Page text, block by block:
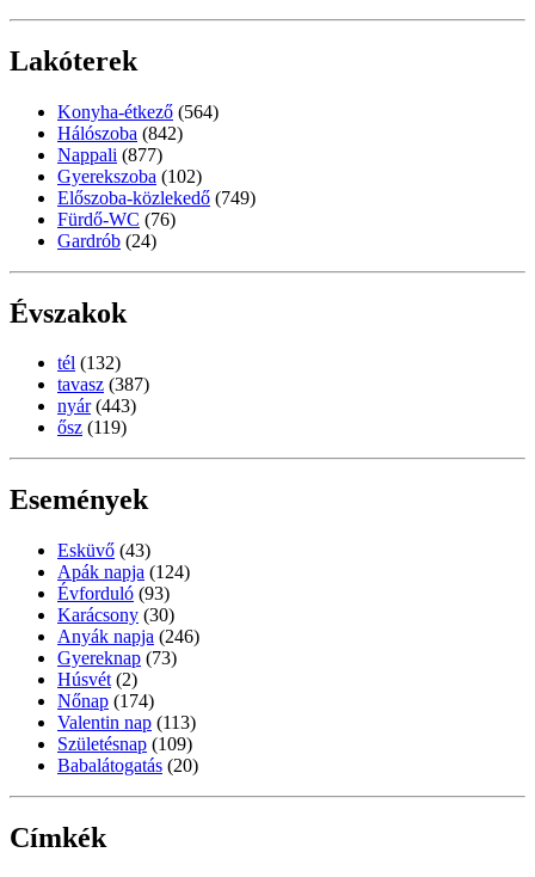
Lakóterek
Konyha-étkező (564)
Hálószoba (842)
Nappali (877)
Gyerekszoba (102)
Előszoba-közlekedő (749)
Fürdő-WC (76)
Gardrób (24)
Évszakok
tél (132)
tavasz (387)
nyár (443)
ősz (119)
Események
Esküvő (43)
Apák napja (124)
Évforduló (93)
Karácsony (30)
Anyák napja (246)
Gyereknap (73)
Húsvét (2)
Nőnap (174)
Valentin nap (113)
Születésnap (109)
Babalátogatás (20)
Címkék